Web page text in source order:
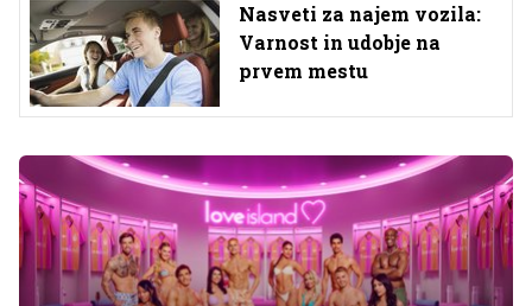
Nasveti za najem vozila:
Varnost in udobje na
prvem mestu